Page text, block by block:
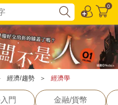
0
經濟/趨勢 ＞ 經濟學
門 金融/貨幣